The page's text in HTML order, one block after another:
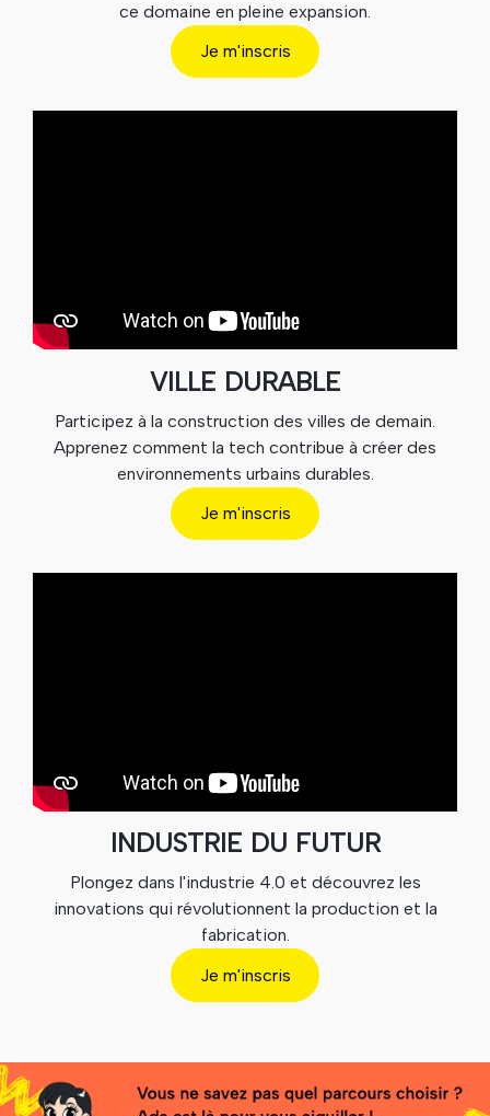
ce domaine en pleine expansion.
Je m'inscris
VILLE DURABLE
Participez à la construction des villes de demain.
Apprenez comment la tech contribue à créer des
environnements urbains durables.
Je m'inscris
INDUSTRIE DU FUTUR
Plongez dans l'industrie 4.0 et découvrez les
innovations qui révolutionnent la production et la
fabrication.
Je m'inscris